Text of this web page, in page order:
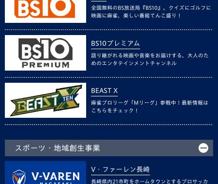
全国無料のBS放送局『BS10』。クイズにゴルフに
映画に麻雀、楽しい番組てんこ盛り！
BS10プレミアム
語り継がれる映画や音楽をお届けする、大人のた
めのエンタテインメントチャンネル
BEAST X
麻雀プロリーグ「Mリーグ」参戦中！最新情報は
こちらをチェック！
スポーツ・地域創生事業
V・ファーレン長崎
長崎県内21市町をホームタウンとするプロサッカ